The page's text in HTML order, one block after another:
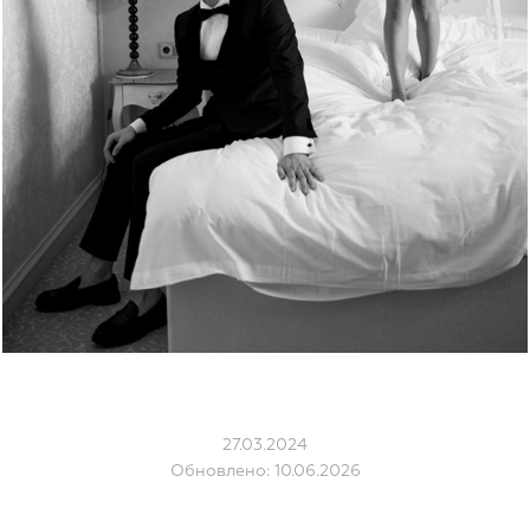
27.03.2024
Обновлено: 10.06.2026